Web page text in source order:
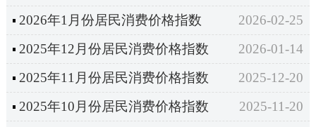
2026年1月份居民消费价格指数
2026-02-25
2025年12月份居民消费价格指数
2026-01-14
2025年11月份居民消费价格指数
2025-12-20
2025年10月份居民消费价格指数
2025-11-20